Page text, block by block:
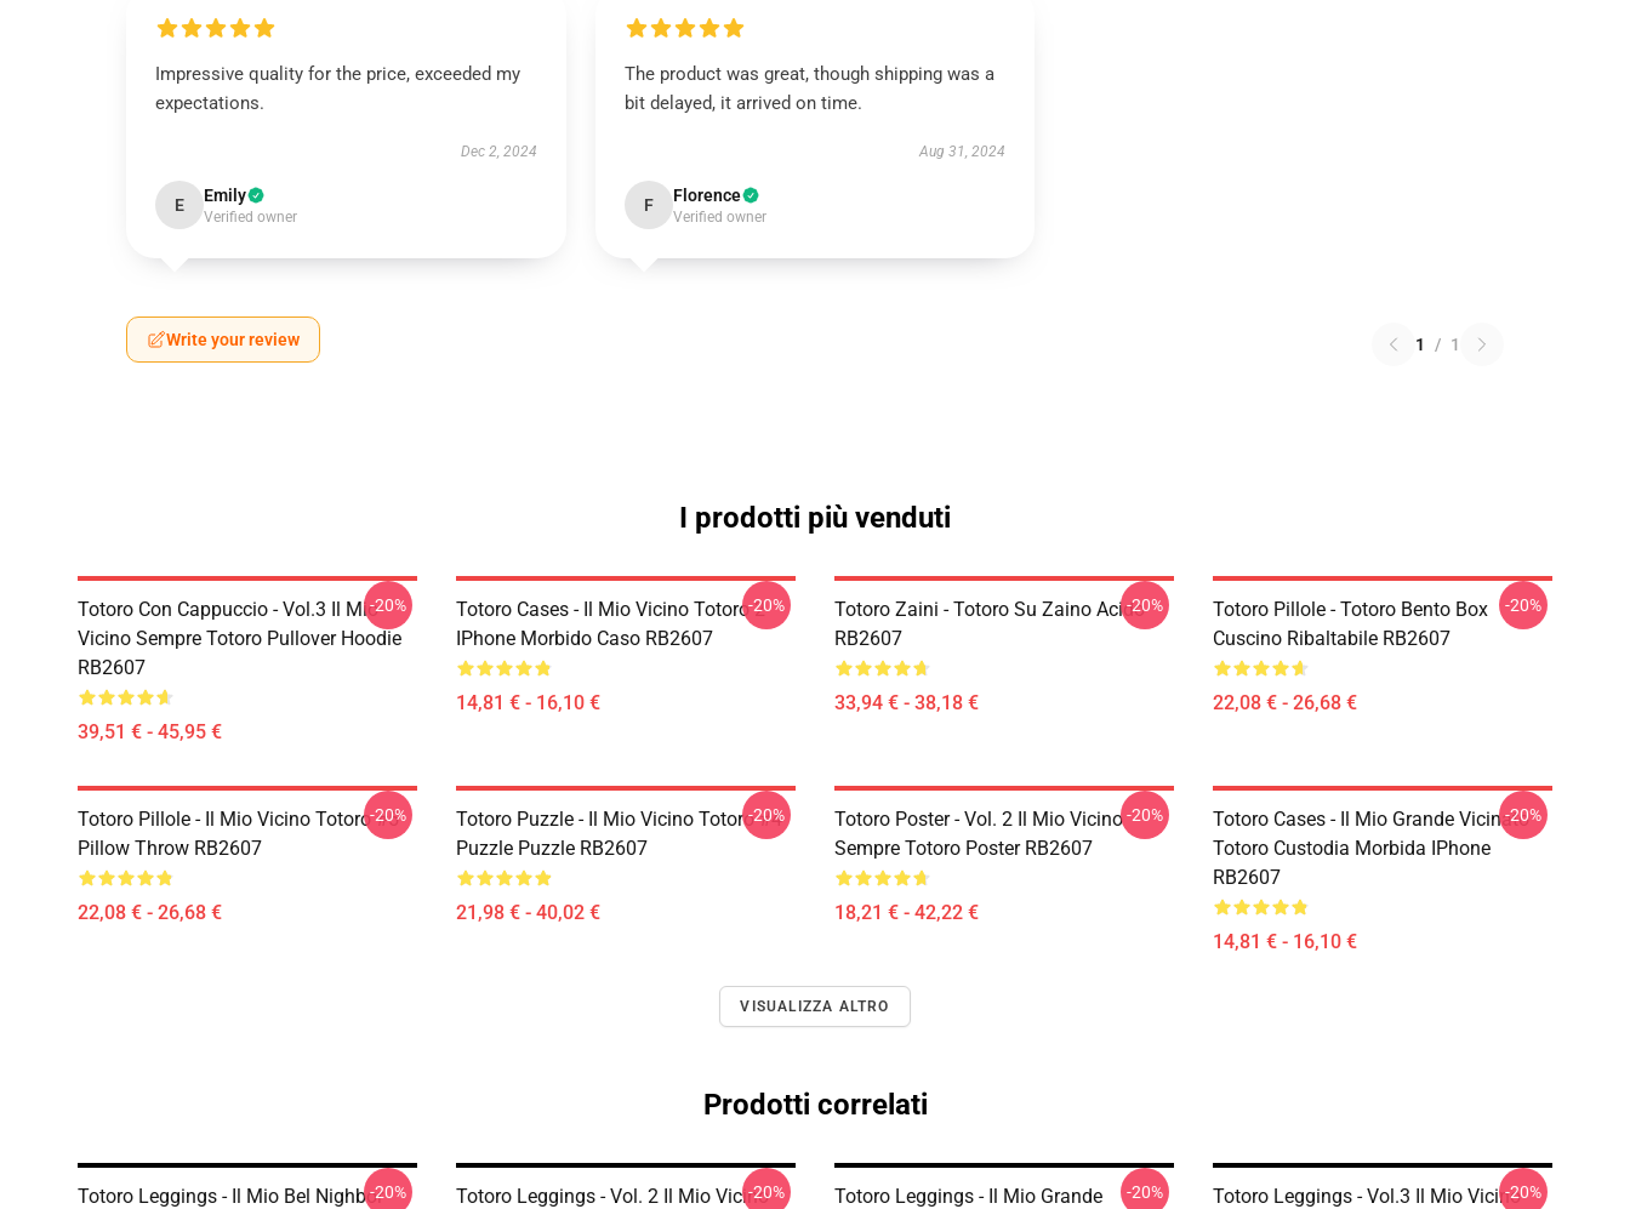
Impressive quality for the price, exceeded my
expectations.
Dec 2, 2024
E Emily
Verified owner
The product was great, though shipping was a
bit delayed, it arrived on time.
Aug 31, 2024
F Florence
Verified owner
Write your review 1 / 1
I prodotti più venduti
Totoro Con Cappuccio - Vol.3 Il Mio
Vicino Sempre Totoro Pullover Hoodie
RB2607
39,51 € - 45,95 €
-20%
Totoro Cases - Il Mio Vicino Totoro 2
IPhone Morbido Caso RB2607
14,81 € - 16,10 €
-20%
Totoro Zaini - Totoro Su Zaino Acido
RB2607
33,94 € - 38,18 €
-20%
Totoro Pillole - Totoro Bento Box
Cuscino Ribaltabile RB2607
22,08 € - 26,68 €
-20%
Totoro Pillole - Il Mio Vicino Totoro #5
Pillow Throw RB2607
22,08 € - 26,68 €
-20%
Totoro Puzzle - Il Mio Vicino Totoro #4
Puzzle Puzzle RB2607
21,98 € - 40,02 €
-20%
Totoro Poster - Vol. 2 Il Mio Vicino
Sempre Totoro Poster RB2607
18,21 € - 42,22 €
-20%
Totoro Cases - Il Mio Grande Vicinato
Totoro Custodia Morbida IPhone
RB2607
14,81 € - 16,10 €
-20%
VISUALIZZA ALTRO
Prodotti correlati
Totoro Leggings - Il Mio Bel Nighbor-20%
Totoro Leggings - Vol. 2 Il Mio Vicino-20%
Totoro Leggings - Il Mio Grande
-20%
Totoro Leggings - Vol.3 Il Mio Vicino-20%